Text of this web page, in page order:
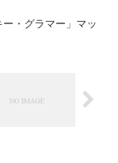
・グラマー」マッ